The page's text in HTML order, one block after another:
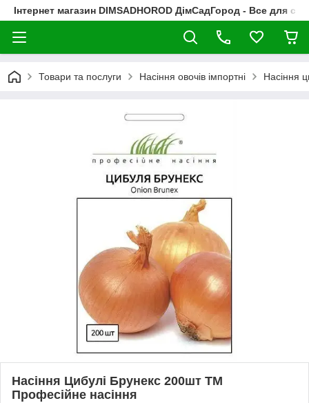
Інтернет магазин DIMSADHOROD ДімСадГород - Все для
Товари та послуги Насіння овочів імпортні Насіння
Насіння Цибулі Брунекс 200шт ТМ
Професійне насіння